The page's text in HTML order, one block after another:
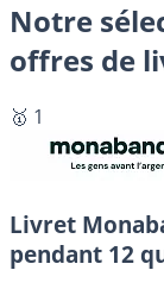
Notre
offres de
🥇 1
Livret
pendant 12